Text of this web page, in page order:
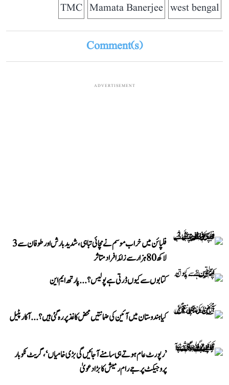
west bengal
Mamata Banerjee
TMC
Comment(s)
ADVERTISEMENT
فلپائن میں خراب موسم نے مچائی تباہی، شدید بارش اور طوفان سے 3
لاکھ 80 ہزار سے زائد افراد متاثر
کتابوں سے کیوں ڈرتی ہے پولیس؟...پارتھ ایم این
کیا ہندوستان میں آئین کی ضمانتیں محض کاغذ پر رہ گئی ہیں؟...آکار پٹیل
’رپورٹ عام ہوتے ہی سامنے آ جائیں گی بڑی خامیاں‘، گریٹ نکوبار
پروجیکٹ پر جے رام رمیش کا بڑا دعویٰ